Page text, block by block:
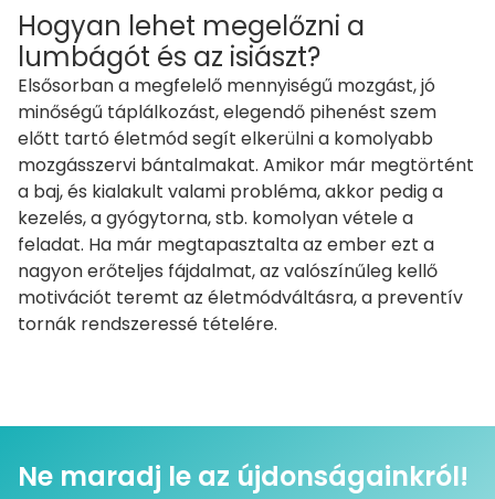
Hogyan lehet megelőzni a
lumbágót és az isiászt?
Elsősorban a megfelelő mennyiségű mozgást, jó
minőségű táplálkozást, elegendő pihenést szem
előtt tartó életmód segít elkerülni a komolyabb
mozgásszervi bántalmakat. Amikor már megtörtént
a baj, és kialakult valami probléma, akkor pedig a
kezelés, a gyógytorna, stb. komolyan vétele a
feladat. Ha már megtapasztalta az ember ezt a
nagyon erőteljes fájdalmat, az valószínűleg kellő
motivációt teremt az életmódváltásra, a preventív
tornák rendszeressé tételére.
Ne maradj le az újdonságainkról!